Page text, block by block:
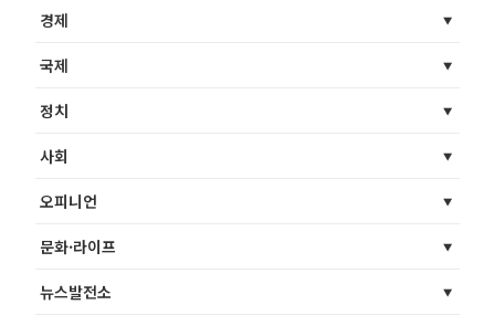
경제
국제
정치
사회
오피니언
문화·라이프
뉴스발전소